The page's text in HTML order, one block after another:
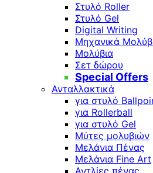
Στυλό Roller
Στυλό Gel
Digital Writing
Μηχανικά
Μολύβια
Σετ δώρου
Special Offers
Ανταλλακτικά
για στυλό
για Rollerball
για στυλό Gel
Μύτες μολυβιών
Μελάνια Πένας
Μελάνια Fine Art
Αντλίες πένας